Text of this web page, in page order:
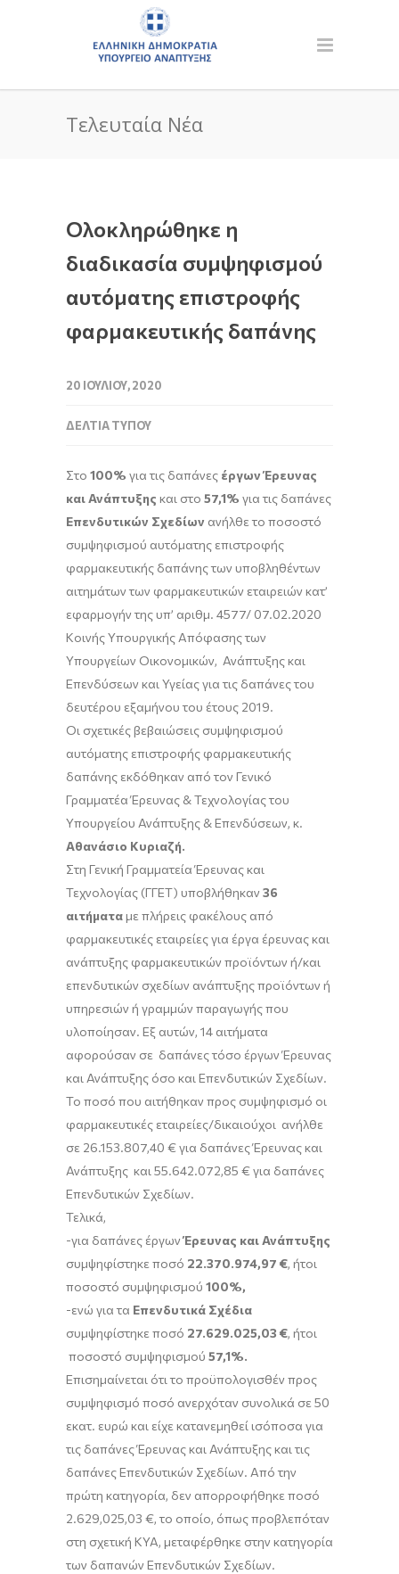
Τελευταία Νέα
Ολοκληρώθηκε η
διαδικασία συμψηφισμού
αυτόματης επιστροφής
φαρμακευτικής δαπάνης
20 ΙΟΥΛΊΟΥ, 2020
ΔΕΛΤΊΑ ΤΎΠΟΥ
Στο 100% για τις δαπάνες έργων Έρευνας
και Ανάπτυξης και στο 57,1% για τις δαπάνες
Επενδυτικών Σχεδίων ανήλθε το ποσοστό
συμψηφισμού αυτόματης επιστροφής
φαρμακευτικής δαπάνης των υποβληθέντων
αιτημάτων των φαρμακευτικών εταιρειών κατ’
εφαρμογήν της υπ’ αριθμ. 4577/ 07.02.2020
Κοινής Υπουργικής Απόφασης των
Υπουργείων Οικονομικών, Ανάπτυξης και
Επενδύσεων και Υγείας για τις δαπάνες του
δευτέρου εξαμήνου του έτους 2019.
Οι σχετικές βεβαιώσεις συμψηφισμού
αυτόματης επιστροφής φαρμακευτικής
δαπάνης εκδόθηκαν από τον Γενικό
Γραμματέα Έρευνας & Τεχνολογίας του
Υπουργείου Ανάπτυξης & Επενδύσεων, κ.
Αθανάσιο Κυριαζή.
Στη Γενική Γραμματεία Έρευνας και
Τεχνολογίας (ΓΓΕΤ) υποβλήθηκαν 36
αιτήματαμε πλήρεις φακέλους από
φαρμακευτικές εταιρείες για έργα έρευνας και
ανάπτυξης φαρμακευτικών προϊόντων ή/και
επενδυτικών σχεδίων ανάπτυξης προϊόντων ή
υπηρεσιών ή γραμμών παραγωγής που
υλοποίησαν. Εξ αυτών, 14 αιτήματα
αφορούσαν σε δαπάνες τόσο έργων Έρευνας
και Ανάπτυξης όσο και Επενδυτικών Σχεδίων.
Το ποσό που αιτήθηκαν προς συμψηφισμό οι
φαρμακευτικές εταιρείες/δικαιούχοι ανήλθε
σε 26.153.807,40 € για δαπάνες Έρευνας και
Ανάπτυξης και 55.642.072,85 € για δαπάνες
Επενδυτικών Σχεδίων.
Τελικά,
-για δαπάνες έργωνΈρευνας και Ανάπτυξης
συμψηφίστηκε ποσό 22.370.974,97 €, ήτοι
ποσοστό συμψηφισμού 100%,
-ενώ για τα Επενδυτικά Σχέδια
συμψηφίστηκε ποσό 27.629.025,03 €, ήτοι
ποσοστό συμψηφισμού 57,1%.
Επισημαίνεται ότι το προϋπολογισθέν προς
συμψηφισμό ποσό ανερχόταν συνολικά σε 50
εκατ. ευρώ και είχε κατανεμηθεί ισόποσα για
τις δαπάνες Έρευνας και Ανάπτυξης και τις
δαπάνες Επενδυτικών Σχεδίων. Από την
πρώτη κατηγορία, δεν απορροφήθηκε ποσό
2.629,025,03 €, το οποίο, όπως προβλεπόταν
στη σχετική ΚΥΑ, μεταφέρθηκε στην κατηγορία
των δαπανών Επενδυτικών Σχεδίων.